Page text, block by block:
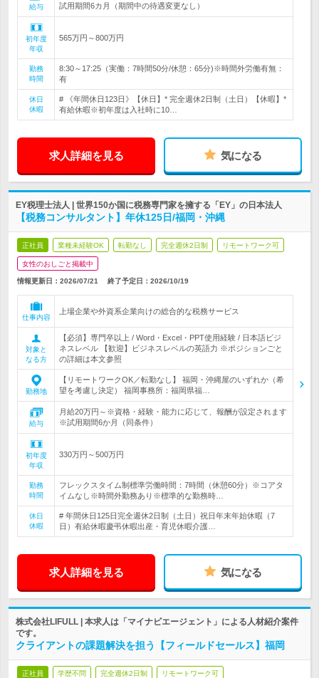
給与
試用期間6カ月（期間中の待遇変更なし）
初年度
年収
565万円～800万円
勤務
時間
8:30～17:25（実働：7時間50分/休憩：65分)※時間外労働有無：
有
休日
休暇
# 《年間休日123日》【休日】* 完全週休2日制（土日）【休暇】*
有給休暇※初年度は入社時に10…
求人詳細を見る 気になる
EY税理士法人 | 世界150か国に税務専門家を擁する「EY」の日本法人
【税務コンサルタント】年休125日/福岡・沖縄
正社員 業種未経験OK 転勤なし 完全週休2日制 リモートワーク可
女性のおしごと掲載中
情報更新日：2026/07/21 終了予定日： 2026/10/19
仕事内容
上場企業や外資系企業向けの総合的な税務サービス
対象と
なる方
【必須】専門卒以上 / Word・Excel・PPT使用経験 / 日本語ビジ
ネスレベル 【歓迎】ビジネスレベルの英語力 ※ポジションごと
の詳細は本文参照
勤務地
【リモートワークOK／転勤なし】 福岡・沖縄屋のいずれか（希
望を考慮し決定） 福岡事務所：福岡県福…
給与
月給20万円～※資格・経験・能力に応じて、報酬が設定されます
※試用期間6か月（同条件）
初年度
年収
330万円～500万円
勤務
時間
フレックスタイム制標準労働時間：7時間（休憩60分）※コアタ
イムなし※時間外勤務あり※標準的な勤務時…
休日
休暇
# 年間休日125日完全週休2日制（土日）祝日年末年始休暇（7
日）有給休暇慶弔休暇出産・育児休暇介護…
求人詳細を見る 気になる
株式会社LIFULL | 本求人は「マイナビエージェント」による人材紹介案件
です。
クライアントの課題解決を担う【フィールドセールス】福岡
正社員 学歴不問 完全週休2日制 リモートワーク可